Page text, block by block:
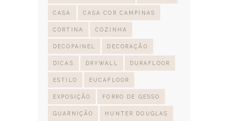
CASA CASA COR CAMPINAS
CORTINA COZINHA
DECOPAINEL DECORAÇÃO
DICAS DRYWALL DURAFLOOR
ESTILO EUCAFLOOR
EXPOSIÇÃO FORRO DE GESSO
GUARNIÇÃO HUNTER DOUGLAS